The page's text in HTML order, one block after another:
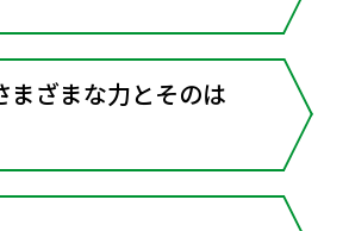
ざまな力とそのは